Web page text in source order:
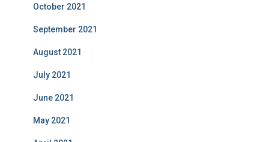
October 2021
September 2021
August 2021
July 2021
June 2021
May 2021